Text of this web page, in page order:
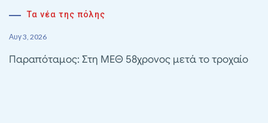
Τα νέα της πόλης
Αυγ 3, 2026
Παραπόταμος: Στη ΜΕΘ 58χρονος μετά το τροχαίο